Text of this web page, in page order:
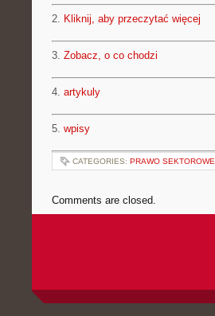
2. Kliknij, aby przeczytać więcej
3. Zobacz, o co chodzi
4. artykuly
5. wpisy
CATEGORIES: PRAWO SEKTOROWE
Comments are closed.